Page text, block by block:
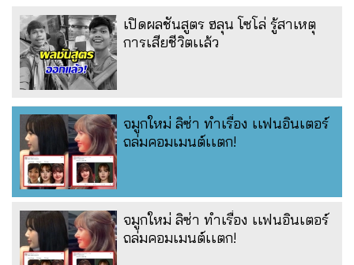
เปิดผลชันสูตร ฮลุน โซโล่ รู้สาเหตุ
การเสียชีวิตเเล้ว
จมูกใหม่ ลิซ่า ทำเรื่อง เเฟนอินเตอร์
ถล่มคอมเมนต์เเตก!
จมูกใหม่ ลิซ่า ทำเรื่อง เเฟนอินเตอร์
ถล่มคอมเมนต์เเตก!